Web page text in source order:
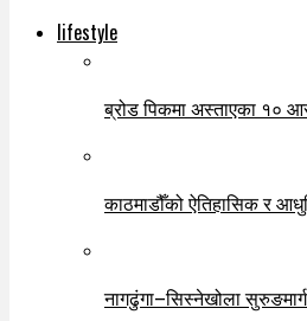
lifestyle
ब्रोड पिकमा अस्ताएका १०
काठमाडौँको ऐतिहासिक र
नागढुंगा–सिस्नेखोला